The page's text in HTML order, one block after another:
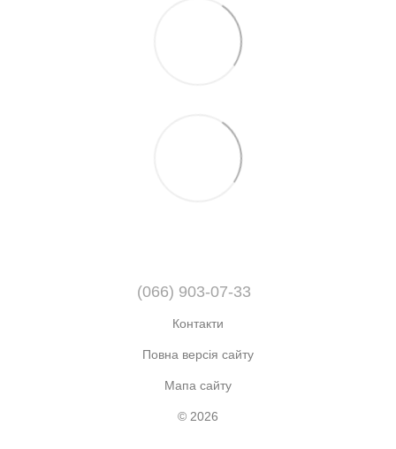
(066) 903-07-33
Контакти
Повна версія сайту
Мапа сайту
© 2026